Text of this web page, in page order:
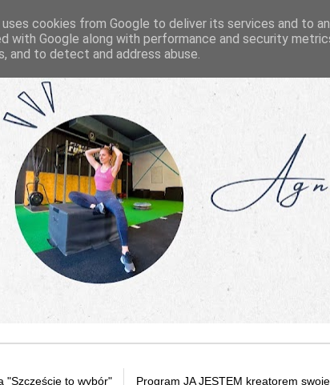
"Szczęście to wybór" Program JA JESTEM kreatorem
cookies from Google to deliver its services and to
with Google along with performance and security
and to detect and address abuse.